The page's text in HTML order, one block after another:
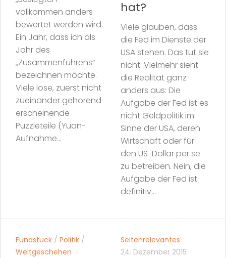
vollkommen anders
bewertet werden wird.
Ein Jahr, dass ich als
Jahr des
„Zusammenführens“
bezeichnen möchte.
Viele lose, zuerst nicht
zueinander gehörend
erscheinende
Puzzleteile (Yuan-
Aufnahme...
hat?
Viele glauben, dass
die Fed im Dienste der
USA stehen. Das tut sie
nicht. Vielmehr sieht
die Realität ganz
anders aus: Die
Aufgabe der Fed ist es
nicht Geldpolitik im
Sinne der USA, deren
Wirtschaft oder für
den US-Dollar per se
zu betreiben. Nein, die
Aufgabe der Fed ist
definitiv...
Fundstück / Politik /
Weltgeschehen
Seitenrelevantes
24. Dezember 2015